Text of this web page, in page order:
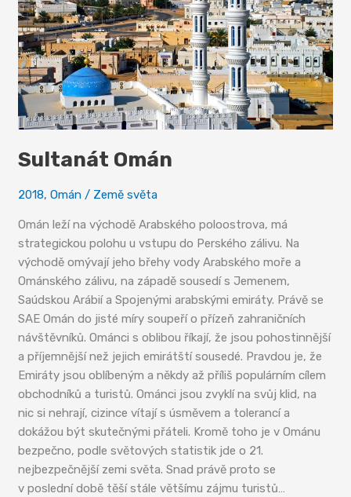
Sultanát Omán
2018,Omán / Země světa
Omán leží na východě Arabského poloostrova, má
strategickou polohu u vstupu do Perského zálivu. Na
východě omývají jeho břehy vody Arabského moře a
Ománského zálivu, na západě sousedí s Jemenem,
Saúdskou Arábií a Spojenými arabskými emiráty. Právě se
SAE Omán do jisté míry soupeří o přízeň zahraničních
návštěvníků. Ománci s oblibou říkají, že jsou pohostinnější
a příjemnější než jejich emirátští sousedé. Pravdou je, že
Emiráty jsou oblíbeným a někdy až příliš populárním cílem
obchodníků a turistů. Ománci jsou zvyklí na svůj klid, na
nic si nehrají, cizince vítají s úsměvem a tolerancí a
dokážou být skutečnými přáteli. Kromě toho je v Ománu
bezpečno, podle světových statistik jde o 21.
nejbezpečnější zemi světa. Snad právě proto se
v poslední době těší stále většímu zájmu turistů…